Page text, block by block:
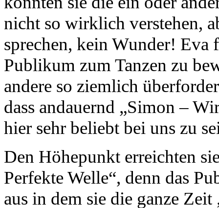
nicht so wirklich verstehen,
sprechen, kein Wunder! Eva
Publikum zum Tanzen zu
andere so ziemlich
dass andauernd „Simon –
hier sehr beliebt bei uns zu
Den Höhepunkt erreichten
Perfekte Welle“, denn das
aus in dem sie die ganze